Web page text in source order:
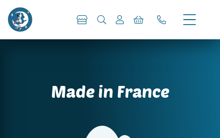
Made in France